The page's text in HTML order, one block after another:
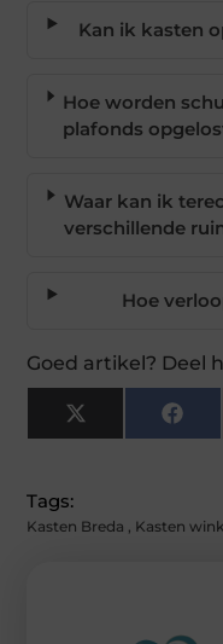
Kan ik kasten
Hoe worden
plafonds
Waar kan ik
verschillende
Hoe
Goed artikel? Deel
X
(Twitter)
Tags:
Kasten Breda , Kasten